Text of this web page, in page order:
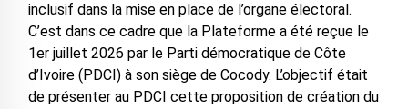
inclusif dans la mise en place de l’organe électoral.
C’est dans ce cadre que la Plateforme a été reçue le
1er juillet 2026 par le Parti démocratique de Côte
d’Ivoire (PDCI) à son siège de Cocody. L’objectif était
de présenter au PDCI cette proposition de création du